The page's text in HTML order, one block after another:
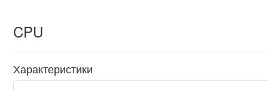
CPU
Характеристики